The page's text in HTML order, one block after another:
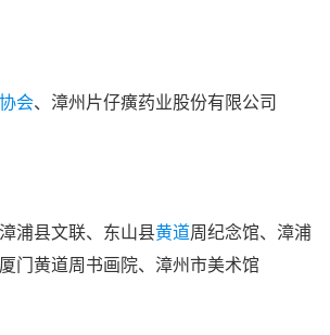
协会、漳州片仔癀药业股份有限公司
浦县文联、东山县黄道周纪念馆、漳浦
门黄道周书画院、漳州市美术馆